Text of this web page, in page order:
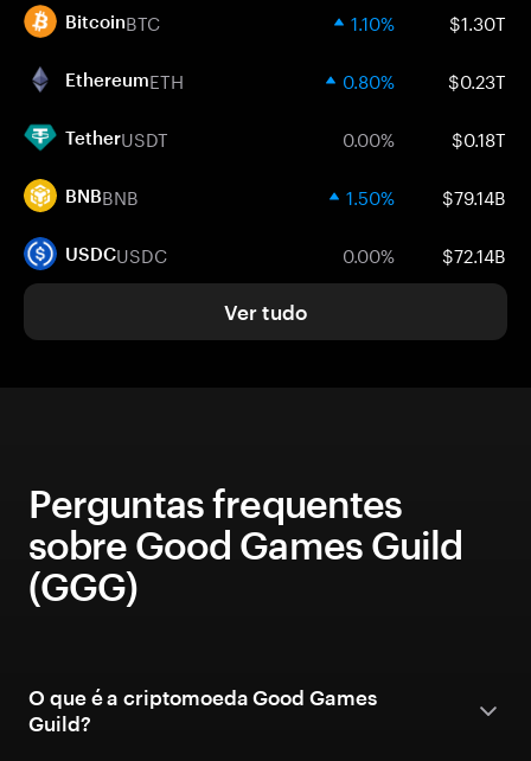
BitcoinBTC 1.10% $1.30T
EthereumETH 0.80% $0.23T
TetherUSDT 0.00% $0.18T
BNBBNB 1.50% $79.14B
USDCUSDC 0.00% $72.14B
Ver tudo
Perguntas frequentes
sobre Good Games Guild
(GGG)
O que é a criptomoeda Good Games
Guild?